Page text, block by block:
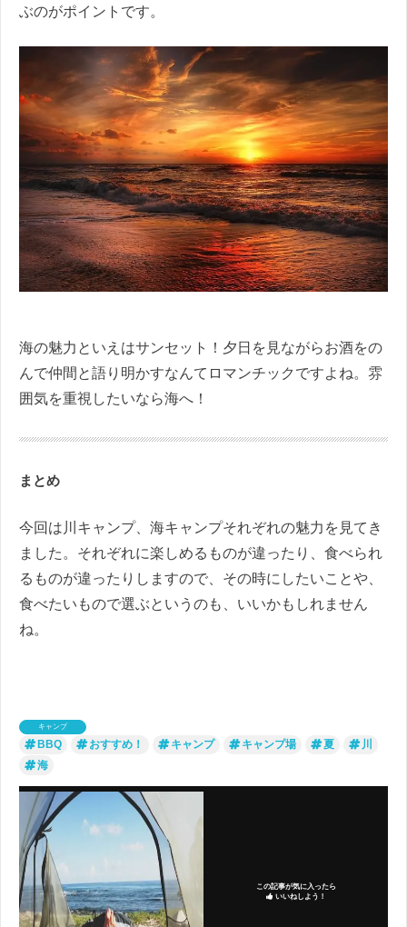
ぶのがポイントです。
海の魅力といえはサンセット！夕日を見ながらお酒をの
んで仲間と語り明かすなんてロマンチックですよね。雰
囲気を重視したいなら海へ！
まとめ
今回は川キャンプ、海キャンプそれぞれの魅力を見てき
ました。それぞれに楽しめるものが違ったり、食べられ
るものが違ったりしますので、その時にしたいことや、
食べたいもので選ぶというのも、いいかもしれません
ね。
キャンプ
BBQ おすすめ！ キャンプ キャンプ場 夏
川
海
この記事が気に入ったら
いいねしよう！